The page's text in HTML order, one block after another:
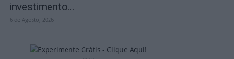
investimento...
6 de Agosto, 2026